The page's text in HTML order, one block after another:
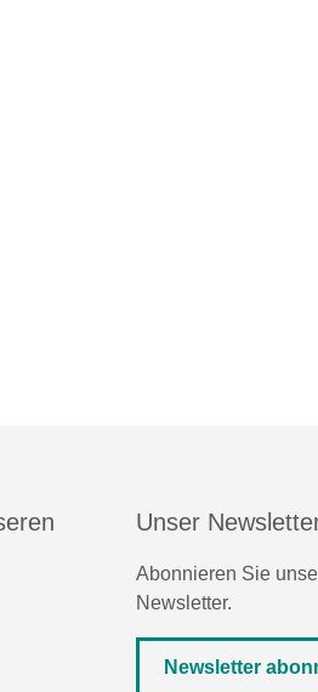
Unser
Abonnieren Sie
Newsletter.
Newsletter